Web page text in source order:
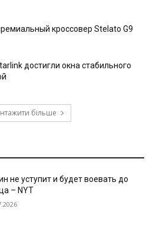
кроссовер Stelato G9
достигли окна стабильного
більше
не уступит и будет воевать до
– NYT